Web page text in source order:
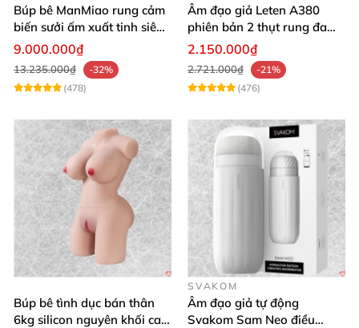
Búp bê ManMiao rung cảm
biến sưởi ấm xuất tinh siêu
thực trải nghiệm
9.000.000₫
13.235.000₫
-32%
(478)
Âm đạo giả Leten A380
phiên bản 2 thụt rung đa
chế độ, siêu mềm
2.150.000₫
2.721.000₫
-21%
(476)
Búp bê tình dục bán thân
6kg silicon nguyên khối cao
SVAKOM
Âm đạo giả tự động
Svakom Sam Neo điều